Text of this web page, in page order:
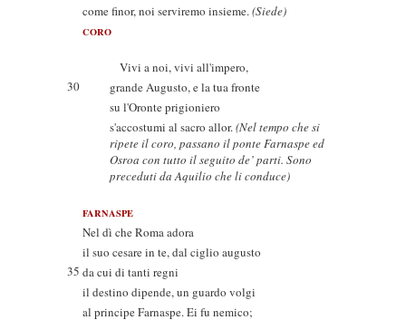
come finor, noi serviremo insieme.(Siede)
CORO
Vivi a noi, vivi all'impero,
30
grande Augusto, e la tua fronte
su l'Oronte prigioniero
s'accostumi al sacro allor.(Nel tempo che si
ripete il coro, passano il ponte Farnaspe ed
Osroa con tutto il seguito de’ parti. Sono
preceduti da Aquilio che li conduce)
FARNASPE
Nel dì che Roma adora
il suo cesare in te, dal ciglio augusto
35 da cui di tanti regni
il destino dipende, un guardo volgi
al principe Farnaspe. Ei fu nemico;